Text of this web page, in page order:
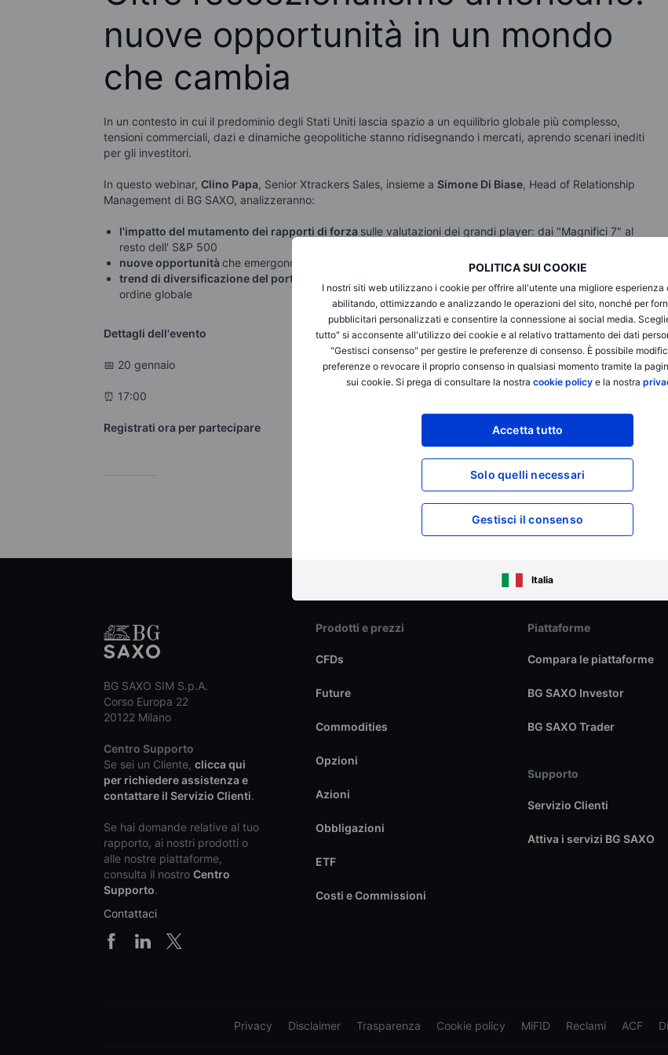
POLITICA SUI COOKIE
I nostri siti web utilizzano i cookie per offrire all'utente una migliore esperienza
abilitando, ottimizzando e analizzando le operazioni del sito, nonché per
pubblicitari personalizzati e consentire la connessione ai social media.
tutto" si acconsente all'utilizzo dei cookie e al relativo trattamento dei dati
"Gestisci consenso" per gestire le preferenze di consenso. È possibile
preferenze o revocare il proprio consenso in qualsiasi momento tramite la
sui cookie. Si prega di consultare la nostra cookie policye la nostra
Accetta tutto
Solo quelli necessari
Gestisci il consenso
Italia
nuove opportunità in un mondo
che cambia
In un contesto in cui il predominio degli Stati Uniti lascia spazio a un equilibrio globale più complesso,
tensioni commerciali, dazi e dinamiche geopolitiche stanno ridisegnando i mercati, aprendo scenari inediti
per gli investitori.
In questo webinar, Clino Papa, Senior Xtrackers Sales, insieme a Simone Di Biase, Head of Relationship
Management di BG SAXO, analizzeranno:
l'impatto del mutamento dei rapporti di forza sulle valutazioni dei grandi player: dai "Magnifici 7" al
resto dell' S&P 500
nuove opportunità che emergono in Europa e nei mercati internazionali
trend di diversificazione del portafoglio
ordine globale
Dettagli dell'evento
📅 20 gennaio
⏰ 17:00
Registrati ora per partecipare
BG SAXO SIM S.p.A.
Corso Europa 22
20122 Milano
Centro Supporto
Se sei un Cliente, clicca qui
per richiedere assistenza e
contattare il Servizio Clienti.
Se hai domande relative al tuo
rapporto, ai nostri prodotti o
alle nostre piattaforme,
consulta il nostro Centro
Supporto.
Contattaci
Prodotti e prezzi
CFDs
Future
Commodities
Opzioni
Azioni
Obbligazioni
ETF
Costi e Commissioni
Piattaforme
Compara le piattaforme
BG SAXO Investor
BG SAXO Trader
Supporto
Servizio Clienti
Attiva i servizi BG SAXO
Privacy Disclaimer Trasparenza Cookie policy MiFID Reclami ACF